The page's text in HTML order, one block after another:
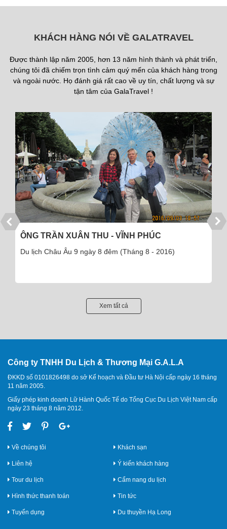
KHÁCH HÀNG NÓI VỀ GALATRAVEL
Được thành lập năm 2005, hơn 13 năm hình thành và phát triển,
chúng tôi đã chiếm trọn tình cảm quý mến của khách hàng trong
và ngoài nước. Họ đánh giá rất cao về uy tín, chất lượng và sự
tận tâm của GalaTravel !
ÔNG TRẦN XUÂN THU - VĨNH PHÚC
Du lịch Châu Âu 9 ngày 8 đêm (Tháng 8 - 2016)
Xem tất cả
Công ty TNHH Du Lịch & Thương Mại G.A.L.A
ĐKKD số 0101826498 do sở Kế hoạch và Đầu tư Hà Nội cấp ngày 16 tháng
11 năm 2005.
Giấy phép kinh doanh Lữ Hành Quốc Tế do Tổng Cục Du Lịch Việt Nam cấp
ngày 23 tháng 8 năm 2012.
Về chúng tôi
Liên hệ
Tour du lịch
Hình thức thanh toán
Tuyển dụng
Khách sạn
Ý kiến khách hàng
Cẩm nang du lịch
Tin tức
Du thuyền Hạ Long